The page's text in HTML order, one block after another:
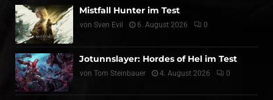
Mistfall Hunter im Test
von Sven Evil 6. August 2026 0
Jotunnslayer: Hordes of Hel im Test
von Tom Steinbauer 4. August 2026 0